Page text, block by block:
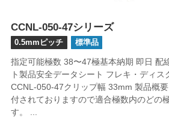
CCNL-050-47シリーズ
0.5mmピッチ 標準品
指定可能極数 38〜47極基本納期 即日 配
ト製品安全データシート フレキ・ディ
CCNL-050-47クリップ幅 33mm 製品概
付されておりますので適合極数内のどの
す。 ...